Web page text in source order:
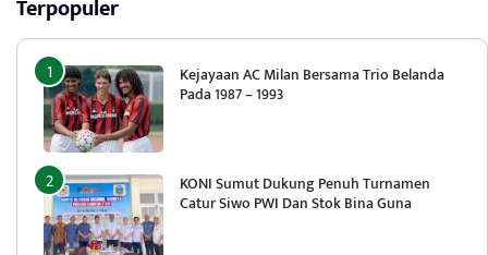
Terpopuler
Kejayaan AC Milan Bersama Trio Belanda
Pada 1987 – 1993
KONI Sumut Dukung Penuh Turnamen
Catur Siwo PWI Dan Stok Bina Guna